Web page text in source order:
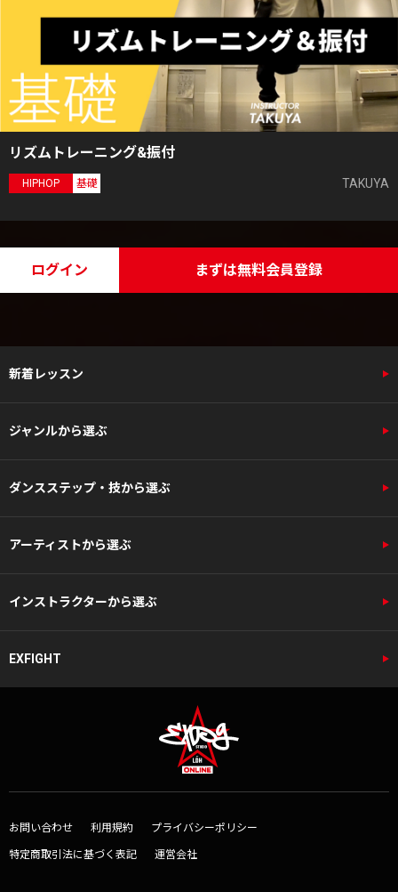
リズムトレーニング&振付
HIPHOP 基礎 TAKUYA
ログイン まずは無料会員登録
新着レッスン
ジャンルから選ぶ
ダンスステップ・技から選ぶ
アーティストから選ぶ
インストラクターから選ぶ
EXFIGHT
お問い合わせ 利用規約 プライバシーポリシー
特定商取引法に基づく表記 運営会社